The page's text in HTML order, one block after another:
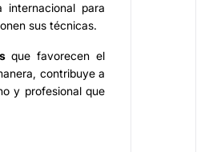
para
sus técnicas.
que favorecen el
contribuye a
y profesional que